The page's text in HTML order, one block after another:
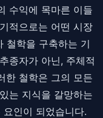
수익에 목마른 이들
적으로는 어떤 시장
철학을 구축하는 기
종자가 아닌, 주체적
한 철학은 그의 모든
는 지식을 갈망하는
인이 되었습니다.